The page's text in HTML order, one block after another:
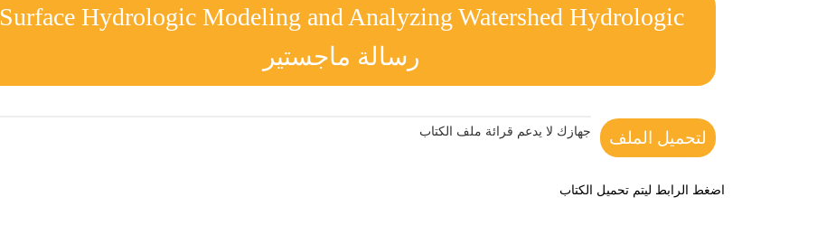
Surface Hydrologic Modeling and Analyzing Watershed Hydrologic
رسالة ماجستير
لتحميل الملف جهازك لا يدعم قرائة ملف الكتاب
اضغط الرابط ليتم تحميل الكتاب